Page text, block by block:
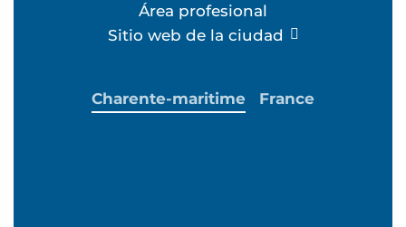
Área profesional
Sitio web de la ciudad
Charente-maritime France